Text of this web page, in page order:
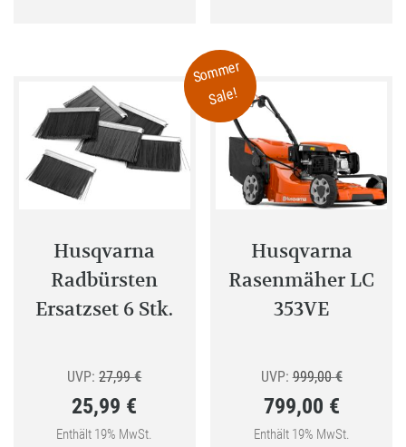
Husqvarna
Radbürsten
Ersatzset 6 Stk.
UVP: 27,99€Ursprünglicher
war:
25,99 €
Aktueller
Enthält 19% MwSt.
Sommer
Sale!
Husqvarna
Rasenmäher LC
353VE
UVP: 999,00€
war:
799,00 €
Aktueller
Enthält 19% MwSt.